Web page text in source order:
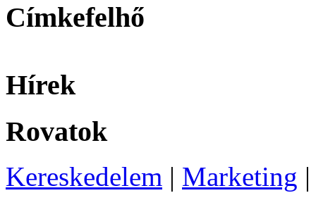
Címkefelhő
Hírek
Rovatok
Kereskedelem | Marketing